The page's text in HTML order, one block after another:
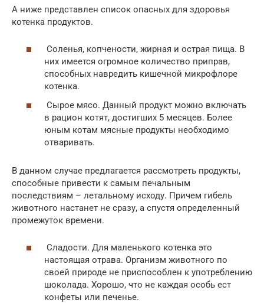
А ниже представлен список опасных для здоровья
котенка продуктов.
Соленья, копчености, жирная и острая пища. В
них имеется огромное количество приправ,
способных навредить кишечной микрофлоре
котенка.
Сырое мясо. Данный продукт можно включать
в рацион котят, достигших 5 месяцев. Более
юным котам мясные продукты необходимо
отваривать.
В данном случае предлагается рассмотреть продукты,
способные привести к самым печальным
последствиям – летальному исходу. Причем гибель
животного настанет не сразу, а спустя определенный
промежуток времени.
Сладости. Для маленького котенка это
настоящая отрава. Организм животного по
своей природе не приспособлен к употреблению
шоколада. Хорошо, что не каждая особь ест
конфеты или печенье.